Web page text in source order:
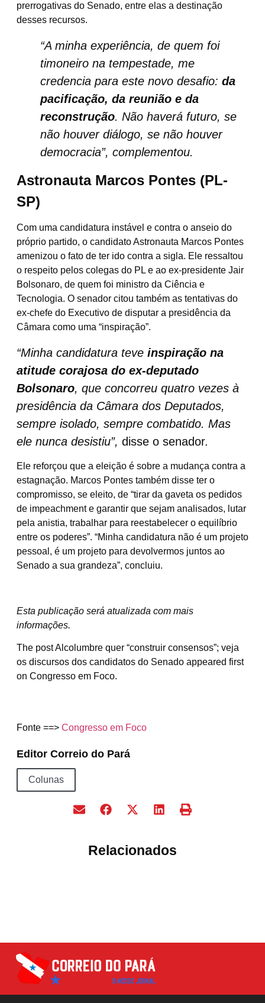
prerrogativas do Senado, entre elas a destinação
desses recursos.
“A minha experiência, de quem foi
timoneiro na tempestade, me
credencia para este novo desafio: da
pacificação, da reunião e da
reconstrução. Não haverá futuro, se
não houver diálogo, se não houver
democracia”, complementou.
Astronauta Marcos Pontes (PL-
SP)
Com uma candidatura instável e contra o anseio do
próprio partido, o candidato Astronauta Marcos Pontes
amenizou o fato de ter ido contra a sigla. Ele ressaltou
o respeito pelos colegas do PL e ao ex-presidente Jair
Bolsonaro, de quem foi ministro da Ciência e
Tecnologia. O senador citou também as tentativas do
ex-chefe do Executivo de disputar a presidência da
Câmara como uma “inspiração”.
“Minha candidatura teve inspiração na
atitude corajosa do ex-deputado
Bolsonaro, que concorreu quatro vezes à
presidência da Câmara dos Deputados,
sempre isolado, sempre combatido. Mas
ele nunca desistiu”, disse o senador.
Ele reforçou que a eleição é sobre a mudança contra a
estagnação. Marcos Pontes também disse ter o
compromisso, se eleito, de “tirar da gaveta os pedidos
de impeachment e garantir que sejam analisados, lutar
pela anistia, trabalhar para reestabelecer o equilíbrio
entre os poderes”. “Minha candidatura não é um projeto
pessoal, é um projeto para devolvermos juntos ao
Senado a sua grandeza”, concluiu.
Esta publicação será atualizada com mais
informações.
The post Alcolumbre quer “construir consensos”; veja
os discursos dos candidatos do Senado appeared first
on Congresso em Foco.
Fonte ==> Congresso em Foco
Editor Correio do Pará
Colunas
Relacionados